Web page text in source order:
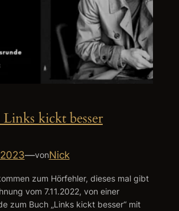
kickt besser
—vonNick
zum Hörfehler, dieses mal gibt
vom 7.11.2022, von einer
zum Buch „Links kickt besser“ mit